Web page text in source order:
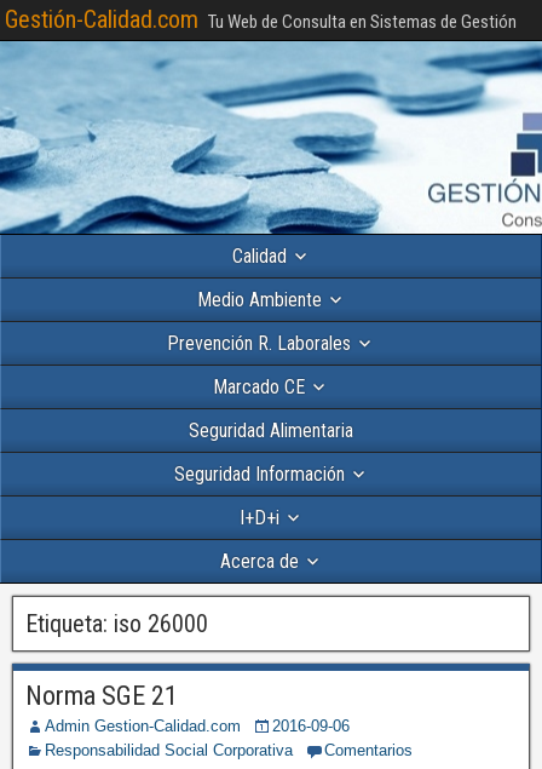
Gestión-Calidad.com Tu Web de Consulta en Sistemas de Gestión
Calidad
Medio Ambiente
Prevención R. Laborales
Marcado CE
Seguridad Alimentaria
Seguridad Información
I+D+i
Acerca de
Etiqueta: iso 26000
Norma SGE 21
Admin Gestion-Calidad.com
2016-09-06
Responsabilidad Social Corporativa
Comentarios